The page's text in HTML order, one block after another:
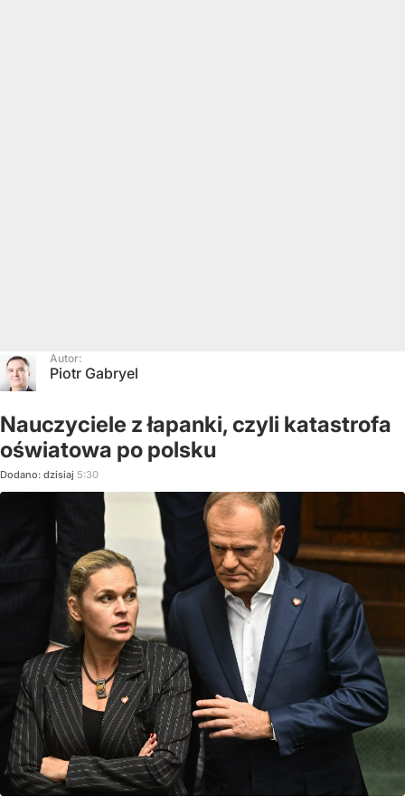
Autor:
Piotr Gabryel
Nauczyciele z łapanki, czyli katastrofa
oświatowa po polsku
Dodano: dzisiaj 5:30